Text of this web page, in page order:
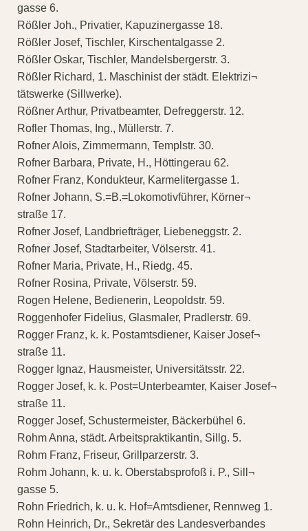
gasse 6.
Rößler Joh., Privatier, Kapuzinergasse 18.
Rößler Josef, Tischler, Kirschentalgasse 2.
Rößler Oskar, Tischler, Mandelsbergerstr. 3.
Rößler Richard, 1. Maschinist der städt. Elektrizi¬
tätswerke (Sillwerke).
Rößner Arthur, Privatbeamter, Defreggerstr. 12.
Rofler Thomas, Ing., Müllerstr. 7.
Rofner Alois, Zimmermann, Templstr. 30.
Rofner Barbara, Private, H., Höttingerau 62.
Rofner Franz, Kondukteur, Karmelitergasse 1.
Rofner Johann, S.=B.=Lokomotivführer, Körner¬
straße 17.
Rofner Josef, Landbriefträger, Liebeneggstr. 2.
Rofner Josef, Stadtarbeiter, Völserstr. 41.
Rofner Maria, Private, H., Riedg. 45.
Rofner Rosina, Private, Völserstr. 59.
Rogen Helene, Bedienerin, Leopoldstr. 59.
Roggenhofer Fidelius, Glasmaler, Pradlerstr. 69.
Rogger Franz, k. k. Postamtsdiener, Kaiser Josef¬
straße 11.
Rogger Ignaz, Hausmeister, Universitätsstr. 22.
Rogger Josef, k. k. Post=Unterbeamter, Kaiser Josef¬
straße 11.
Rogger Josef, Schustermeister, Bäckerbühel 6.
Rohm Anna, städt. Arbeitspraktikantin, Sillg. 5.
Rohm Franz, Friseur, Grillparzerstr. 3.
Rohm Johann, k. u. k. Oberstabsprofoß i. P., Sill¬
gasse 5.
Rohn Friedrich, k. u. k. Hof=Amtsdiener, Rennweg 1.
Rohn Heinrich, Dr., Sekretär des Landesverbandes